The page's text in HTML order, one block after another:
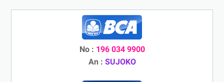
No : 196 034 9900
An : SUJOKO